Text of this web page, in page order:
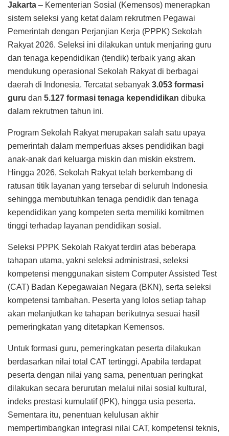
Jakarta – Kementerian Sosial (Kemensos) menerapkan
sistem seleksi yang ketat dalam rekrutmen Pegawai
Pemerintah dengan Perjanjian Kerja (PPPK) Sekolah
Rakyat 2026. Seleksi ini dilakukan untuk menjaring guru
dan tenaga kependidikan (tendik) terbaik yang akan
mendukung operasional Sekolah Rakyat di berbagai
daerah di Indonesia. Tercatat sebanyak 3.053 formasi
guru dan 5.127 formasi tenaga kependidikan dibuka
dalam rekrutmen tahun ini.
Program Sekolah Rakyat merupakan salah satu upaya
pemerintah dalam memperluas akses pendidikan bagi
anak-anak dari keluarga miskin dan miskin ekstrem.
Hingga 2026, Sekolah Rakyat telah berkembang di
ratusan titik layanan yang tersebar di seluruh Indonesia
sehingga membutuhkan tenaga pendidik dan tenaga
kependidikan yang kompeten serta memiliki komitmen
tinggi terhadap layanan pendidikan sosial.
Seleksi PPPK Sekolah Rakyat terdiri atas beberapa
tahapan utama, yakni seleksi administrasi, seleksi
kompetensi menggunakan sistem Computer Assisted Test
(CAT) Badan Kepegawaian Negara (BKN), serta seleksi
kompetensi tambahan. Peserta yang lolos setiap tahap
akan melanjutkan ke tahapan berikutnya sesuai hasil
pemeringkatan yang ditetapkan Kemensos.
Untuk formasi guru, pemeringkatan peserta dilakukan
berdasarkan nilai total CAT tertinggi. Apabila terdapat
peserta dengan nilai yang sama, penentuan peringkat
dilakukan secara berurutan melalui nilai sosial kultural,
indeks prestasi kumulatif (IPK), hingga usia peserta.
Sementara itu, penentuan kelulusan akhir
mempertimbangkan integrasi nilai CAT, kompetensi teknis,